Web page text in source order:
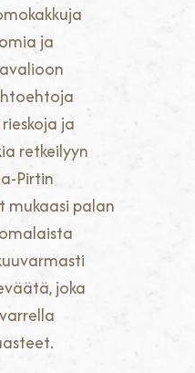
ja
ja
retkeilyyn
Pirtin
mukaasi palan
joka